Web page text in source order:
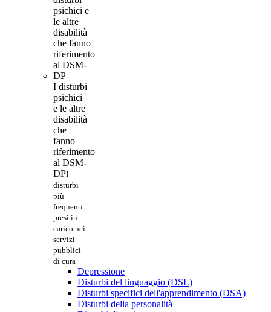
I disturbi
psichici
e le altre
disabilità
che
fanno
riferimento
al DSM-
DPI
disturbi
più
frequenti
presi in
carico nei
servizi
pubblici
di cura
Depressione
Disturbi del linguaggio (DSL)
Disturbi specifici dell'apprendimento (DSA)
Disturbi della personalità